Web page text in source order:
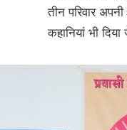
तीन परिवार
कहानियां भी